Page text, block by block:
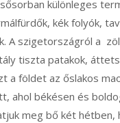
különleges
kék folyók,
A szigetországról a
tiszta patakok,
a földet az őslakos
ahol békésen és
meg bő két hétben,